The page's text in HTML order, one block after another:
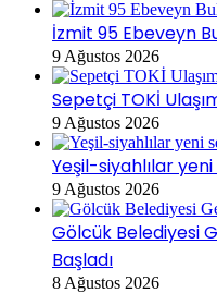
İzmit 95 Ebeveyn
9 Ağustos 2026
Sepetçi TOKİ
9 Ağustos 2026
Yeşil-siyahlılar
9 Ağustos 2026
Gölcük Belediyesi
Başladı
8 Ağustos 2026